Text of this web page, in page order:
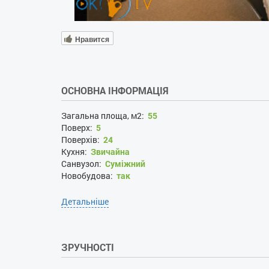
Нравится
ОСНОВНА ІНФОРМАЦІЯ
Загальна площа, м2: 55
Поверх: 5
Поверхів: 24
Кухня: Звичайна
Санвузол: Суміжний
Новобудова: так
Детальніше
ЗРУЧНОСТІ